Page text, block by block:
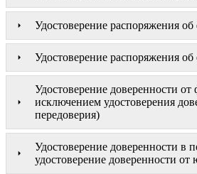
Удостоверение распоряжения
Удостоверение распоряжения
Удостоверение доверенности от
исключением удостоверения
передоверия)
Удостоверение доверенности в
удостоверение доверенности